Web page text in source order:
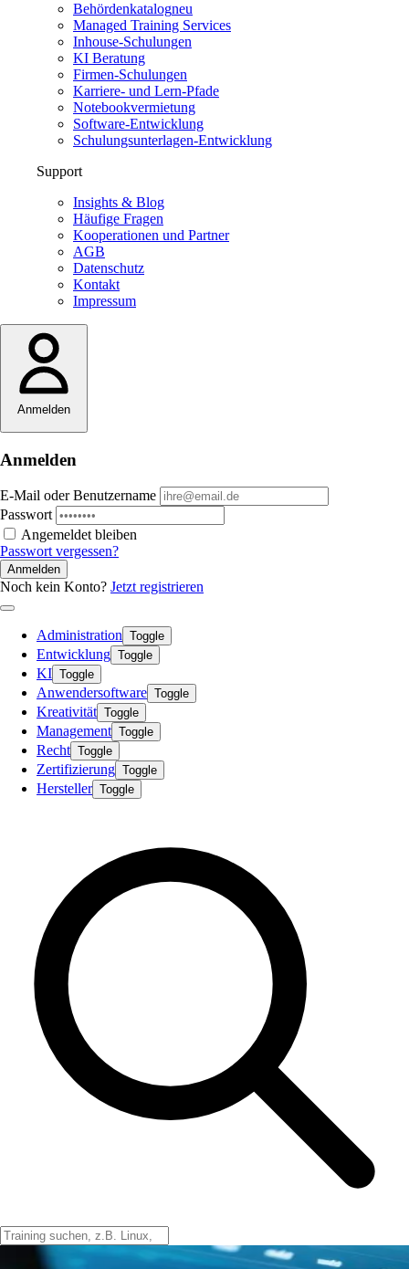
Behördenkatalogneu
Managed Training Services
Inhouse-Schulungen
KI Beratung
Firmen-Schulungen
Karriere- und Lern-Pfade
Notebookvermietung
Software-Entwicklung
Schulungsunterlagen-Entwicklung
Support
Insights & Blog
Häufige Fragen
Kooperationen und Partner
AGB
Datenschutz
Kontakt
Impressum
Anmelden
Anmelden
E-Mail oder Benutzername
Passwort
Angemeldet bleiben
Passwort vergessen?
Anmelden
Noch kein Konto? Jetzt registrieren
Administration Toggle
Entwicklung Toggle
KI Toggle
Anwendersoftware Toggle
Kreativität Toggle
Management Toggle
Recht Toggle
Zertifizierung Toggle
Hersteller Toggle